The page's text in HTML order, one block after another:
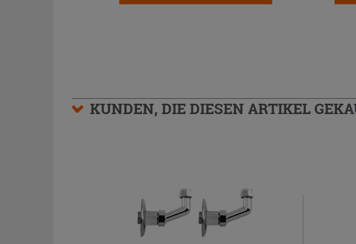
KUNDEN, DIE DIESEN ARTIKEL